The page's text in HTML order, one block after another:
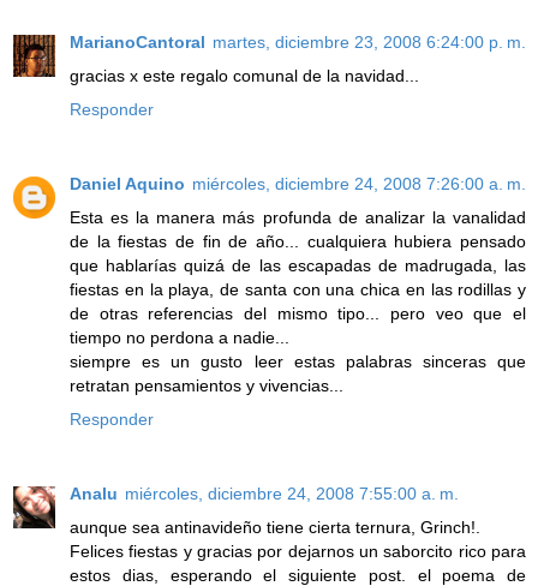
MarianoCantoral martes, diciembre 23, 2008 6:24:00 p. m.
gracias x este regalo comunal de la navidad...
Responder
Daniel Aquino miércoles, diciembre 24, 2008 7:26:00 a. m.
Esta es la manera más profunda de analizar la vanalidad
de la fiestas de fin de año... cualquiera hubiera pensado
que hablarías quizá de las escapadas de madrugada, las
fiestas en la playa, de santa con una chica en las rodillas y
de otras referencias del mismo tipo... pero veo que el
tiempo no perdona a nadie...
siempre es un gusto leer estas palabras sinceras que
retratan pensamientos y vivencias...
Responder
Analu miércoles, diciembre 24, 2008 7:55:00 a. m.
aunque sea antinavideño tiene cierta ternura, Grinch!.
Felices fiestas y gracias por dejarnos un saborcito rico para
estos dias, esperando el siguiente post. el poema de